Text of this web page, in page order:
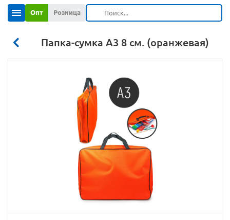
Опт Розница
Папка-сумка А3 8 см. (оранжевая)